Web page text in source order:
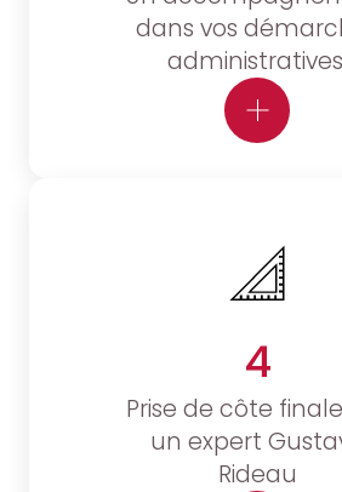
dans vos
4
Prise de côte
un expert
Rideau